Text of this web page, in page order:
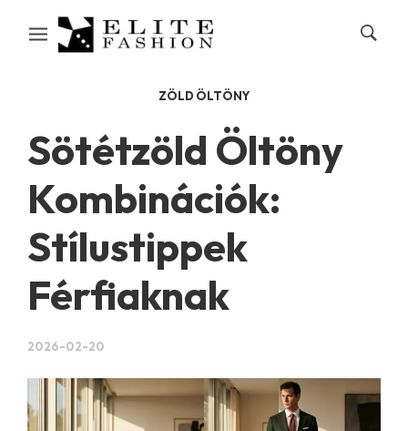
ZÖLD ÖLTÖNY
Sötétzöld Öltöny
Kombinációk:
Stílustippek
Férfiaknak
2026-02-20